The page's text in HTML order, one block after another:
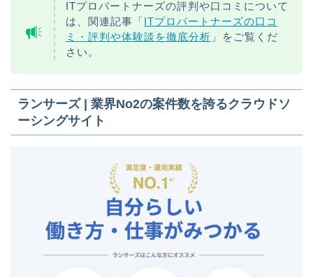
ITプロパートナーズの評判や口コミについて
は、関連記事「ITプロパートナーズの口コ
ミ・評判や体験談を徹底分析 」をご覧くだ
さい。
ランサーズ | 業界No2の案件数を誇るクラウドソ
ーシングサイト